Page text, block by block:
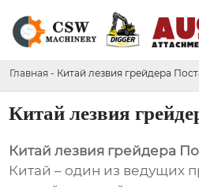
Главная - Китай лезвия грейдера
Китай лезвия
Китай лезвия грейдера
Китай – один из ведущих